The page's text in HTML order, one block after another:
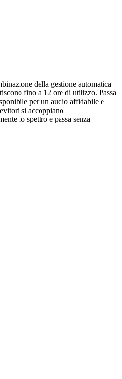
della gestione automatica
fino a 12 ore di utilizzo. Passa
per un audio affidabile e
si accoppiano
lo spettro e passa senza